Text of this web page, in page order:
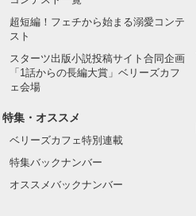
超短編！フェチから始まる溺愛コンテ
スト
スターツ出版小説投稿サイト合同企画
「1話からの長編大賞」ベリーズカフ
ェ会場
特集・オススメ
ベリーズカフェ特別連載
特集バックナンバー
オススメバックナンバー